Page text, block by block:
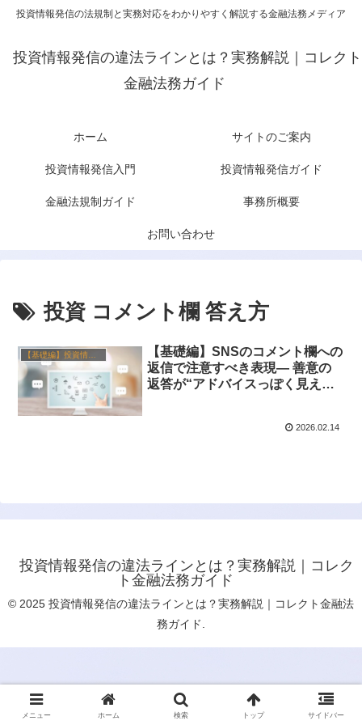
投資情報発信の法規制と実務対応をわかりやすく解説する金融法務メディア
投資情報発信の違法ラインとは？実務解説｜コレクト
金融法務ガイド
ホーム サイトのご案内
投資情報発信入門 投資情報発信ガイド
金融法規制ガイド 事務所概要
お問い合わせ
投資 コメント欄 答え方
【基礎編】投資情報発信と金融ルール
【基礎編】SNSのコメント欄への
返信で注意すべき表現― 善意の
返答が“アドバイスっぽく見え
2026.02.14
投資情報発信の違法ラインとは？実務解説｜コレク
ト金融法務ガイド
© 2025 投資情報発信の違法ラインとは？実務解説｜コレクト金融法
務ガイド.
メニュー ホーム 検索 トップ サイドバー